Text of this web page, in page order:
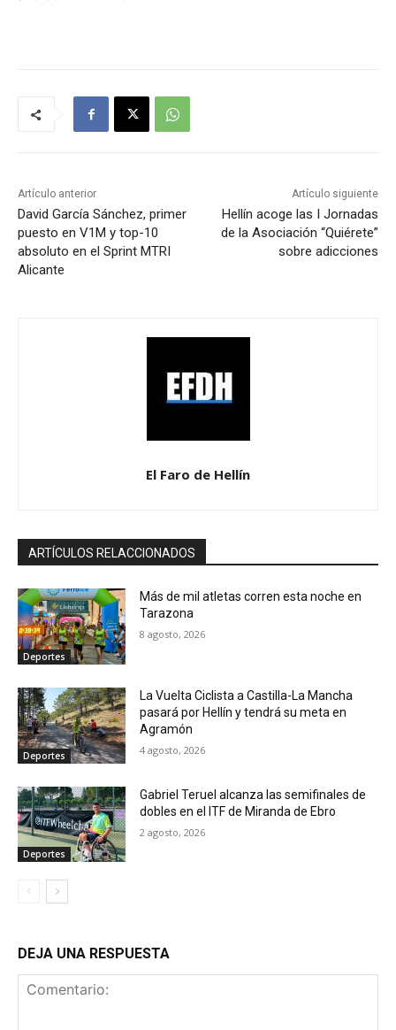
Artículo anterior
David García Sánchez, primer
puesto en V1M y top-10
absoluto en el Sprint MTRI
Alicante
Artículo siguiente
Hellín acoge las I Jornadas
de la Asociación “Quiérete”
sobre adicciones
El Faro de Hellín
ARTÍCULOS RELACCIONADOS
Deportes
Más de mil atletas corren esta noche en
Tarazona
8 agosto, 2026
Deportes
La Vuelta Ciclista a Castilla-La Mancha
pasará por Hellín y tendrá su meta en
Agramón
4 agosto, 2026
Deportes
Gabriel Teruel alcanza las semifinales de
dobles en el ITF de Miranda de Ebro
2 agosto, 2026
DEJA UNA RESPUESTA